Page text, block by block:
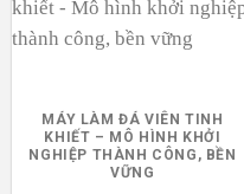
MÁY LÀM ĐÁ VIÊN TINH
KHIẾT – MÔ HÌNH KHỞI
NGHIỆP THÀNH CÔNG, BỀN
VỮNG